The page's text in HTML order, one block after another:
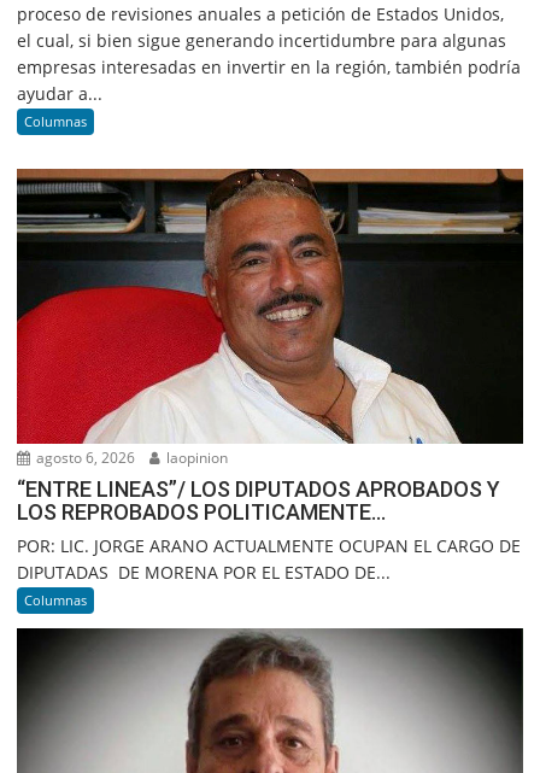
proceso de revisiones anuales a petición de Estados Unidos,
el cual, si bien sigue generando incertidumbre para algunas
empresas interesadas en invertir en la región, también podría
ayudar a...
Columnas
agosto 6, 2026 laopinion
“ENTRE LINEAS”/ LOS DIPUTADOS APROBADOS Y
LOS REPROBADOS POLITICAMENTE…
POR: LIC. JORGE ARANO ACTUALMENTE OCUPAN EL CARGO DE
DIPUTADAS DE MORENA POR EL ESTADO DE...
Columnas